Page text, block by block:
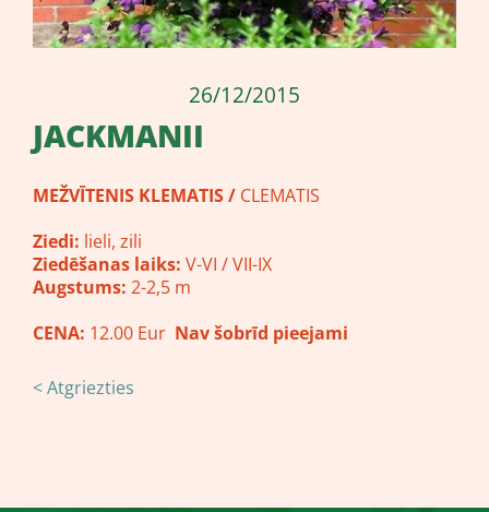
26/12/2015
JACKMANII
MEŽVĪTENIS KLEMATIS / CLEMATIS
Ziedi: lieli, zili
Ziedēšanas laiks: V-VI / VII-IX
Augstums: 2-2,5 m
CENA: 12.00 Eur Nav šobrīd pieejami
< Atgriezties